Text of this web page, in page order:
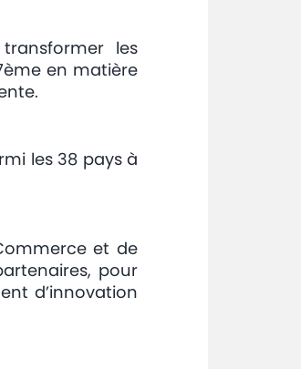
les
en matière
les 38 pays à
et de
pour
d’innovation